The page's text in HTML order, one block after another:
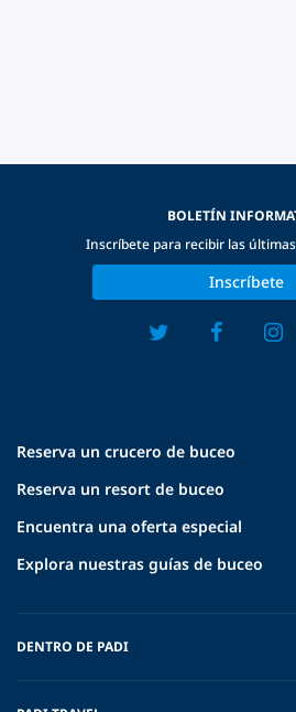
Reserva un crucero de buceo
Reserva un resort de buceo
Encuentra una oferta especial
Explora nuestras guías de buceo
DENTRO DE PADI
BOLETÍN
Inscríbete para recibir las
Inscríbete